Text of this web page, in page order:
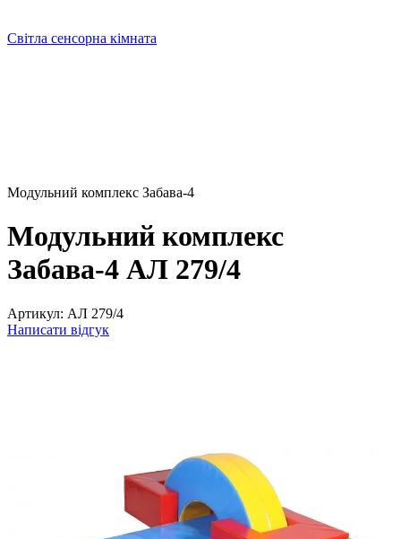
Світла сенсорна кімната
Модульний комплекс Забава-4
Модульний комплекс
Забава-4 АЛ 279/4
Артикул: АЛ 279/4
Написати відгук